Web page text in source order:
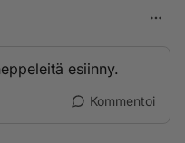
esiinny.
Kommentoi